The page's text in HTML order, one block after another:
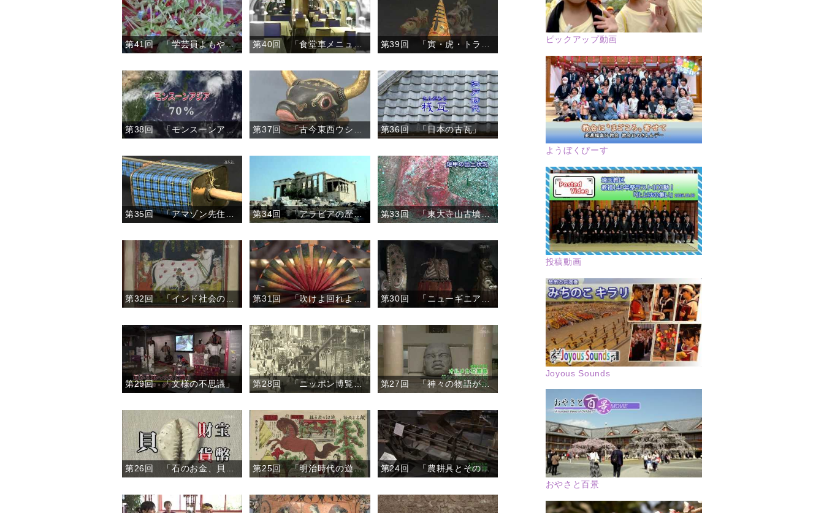
第41回 「学芸員よもやま話」 第40回 「食堂車メニューと駅弁ラベル」 第39回 「寅・虎・トラの郷土玩具」
第38回 「モンスーンアジアの竹文化」 第36回 「日本の古瓦」
第34回 「アラビアの歴史遺産と文化」 第33回 「東大寺山古墳と謎の鉄刀」
第32回 「インド社会の風景」 第31回 「吹けよ回れよ風車」 第30回 「ニューギニア島の仮面」
第29回 「文様の不思議」 第28回 「ニッポン博覧会事情」 第27回 「神々の物語が息づくメキシコ」
第26回 「石のお金、貝のお金」 第25回 「明治時代の遊びと学び」 第24回 「農耕具とその周辺」
ピックアップ動画
ようぼくぴーす
投稿動画
Joyous Sounds
おやさと百景